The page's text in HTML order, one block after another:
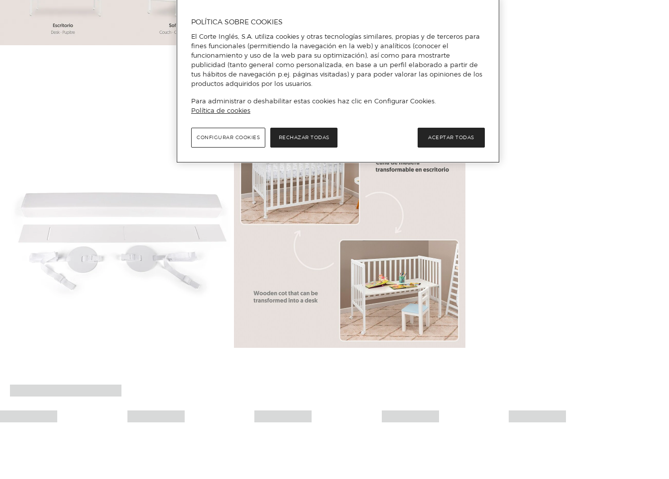
Más info
POLÍTICA SOBRE COOKIES
El Corte Inglés, S.A. utiliza cookies y otras tecnologías similares, propias y de terceros para
fines funcionales (permitiendo la navegación en la web) y analíticos (conocer el
funcionamiento y uso de la web para su optimización), así como para mostrarte
publicidad (tanto general como personalizada, en base a un perfil elaborado a partir de
tus hábitos de navegación p.ej. páginas visitadas) y para poder valorar las opiniones de los
productos adquiridos por los usuarios.
Para administrar o deshabilitar estas cookies haz clic en Configurar Cookies.
Política de cookies
RECHAZAR TODAS ACEPTAR TODAS
CONFIGURAR COOKIES